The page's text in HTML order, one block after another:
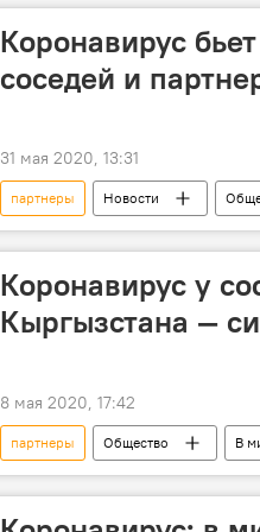
Коронавирус
соседей и
31 мая 2020, 13:31
партнеры Новости
соседи
ситуация
Коронавирус у
Кыргызстана —
8 мая 2020, 17:42
партнеры Общество В
коронавирус
соседи